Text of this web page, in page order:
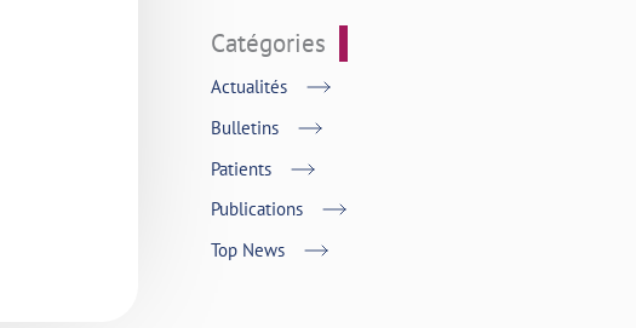
Catégories
Actualités
Bulletins
Patients
Publications
Top News